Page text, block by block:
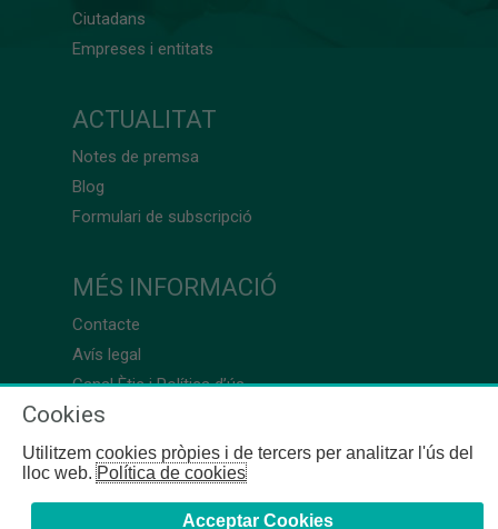
Ciutadans
Empreses i entitats
ACTUALITAT
Notes de premsa
Blog
Formulari de subscripció
MÉS INFORMACIÓ
Contacte
Avís legal
Canal Ètic i Política d’ús
Cookies
Utilitzem cookies pròpies i de tercers per analitzar l'ús del
lloc web.Política de cookies
Acceptar Cookies